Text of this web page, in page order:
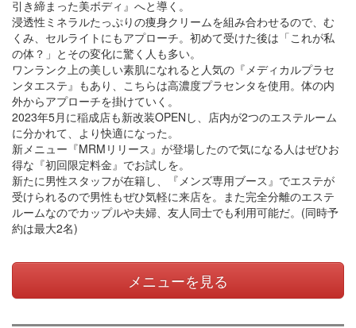
引き締まった美ボディ』へと導く。
浸透性ミネラルたっぷりの痩身クリームを組み合わせるので、む
くみ、セルライトにもアプローチ。初めて受けた後は「これが私
の体？」とその変化に驚く人も多い。
ワンランク上の美しい素肌になれると人気の『メディカルプラセ
ンタエステ』もあり、こちらは高濃度プラセンタを使用。体の内
外からアプローチを掛けていく。
2023年5月に稲成店も新改装OPENし、店内が2つのエステルーム
に分かれて、より快適になった。
新メニュー『MRMリリース』が登場したので気になる人はぜひお
得な『初回限定料金』でお試しを。
新たに男性スタッフが在籍し、『メンズ専用ブース』でエステが
受けられるので男性もぜひ気軽に来店を。また完全分離のエステ
ルームなのでカップルや夫婦、友人同士でも利用可能だ。(同時予
約は最大2名)
メニューを見る